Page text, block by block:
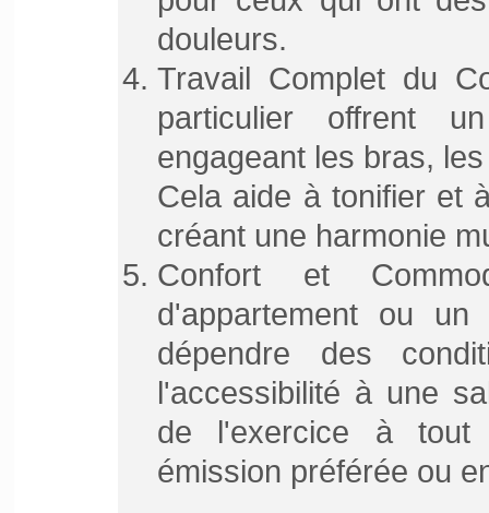
douleurs.
Travail Complet du
particulier offrent
engageant les bras,
Cela aide à tonifier et
créant une harmonie
Confort et
d'appartement ou
dépendre des
l'accessibilité à une
de l'exercice à tout
émission préférée ou